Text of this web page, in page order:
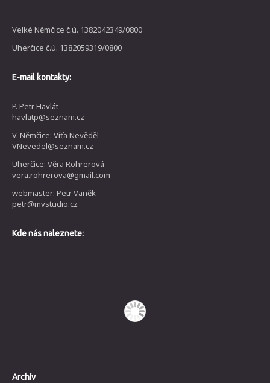
Velké Němčice č.ú. 1382042349/0800
Uherčice č.ú. 1382059319/0800
E-mail kontakty:
P. Petr Havlát
havlatp@seznam.cz
V. Němčice: Víťa Nevěděl
VNevedel@seznam.cz
Uherčice: Věra Rohrerová
vera.rohrerova@gmail.com
webmaster: Petr Vaněk
petr@mvstudio.cz
Kde nás naleznete:
Archív